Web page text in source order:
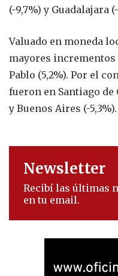
(-9,7%) y Guadalajara
Valuado en moneda
mayores incrementos
Pablo (5,2%). Por el
fueron en Santiago de
y Buenos Aires (-5,3%).
Newsletter
Recibí las últimas
en tu email.